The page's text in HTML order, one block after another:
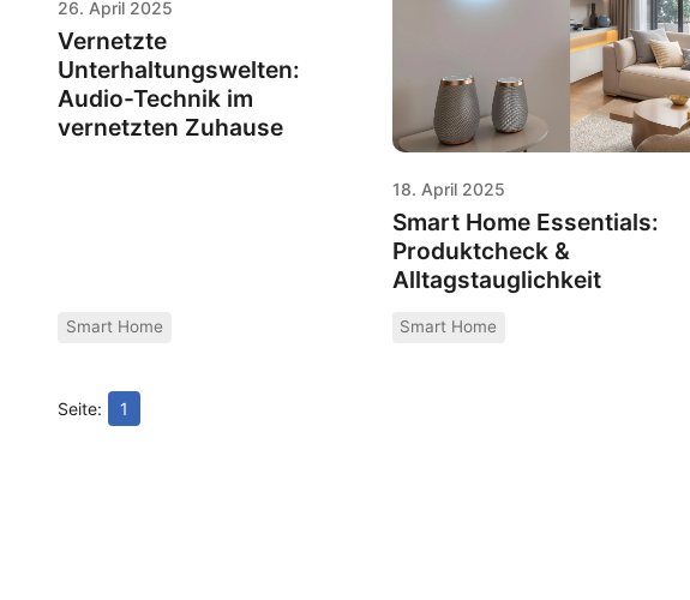
26. April 2025
Vernetzte
Unterhaltungswelten:
Audio-Technik im
vernetzten Zuhause
Smart Home
18. April 2025
Smart Home Essentials:
Produktcheck &
Alltagstauglichkeit
Smart Home
1